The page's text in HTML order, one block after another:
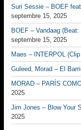
Suri Sessie – BOEF
septembre 15, 2025
BOEF – Vandaag
septembre 15, 2025
Maes – INTERPOL
Guleed, Morad – El
MORAD – PARÍS
2025
Jim Jones – Blow Your
2025